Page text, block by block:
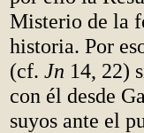
Misterio de la
historia. Por
(cf. Jn 14, 22)
con él desde
suyos ante el